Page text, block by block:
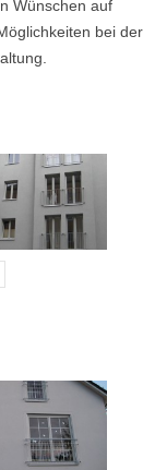
Wünschen auf
bei der